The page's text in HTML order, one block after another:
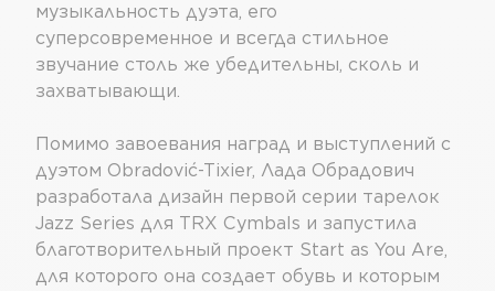
музыкальность дуэта, его
суперсовременное и всегда стильное
звучание столь же убедительны, сколь и
захватывающи.
Помимо завоевания наград и выступлений с
дуэтом Obradović-Tixier, Лада Обрадович
разработала дизайн первой серии тарелок
Jazz Series для TRX Cymbals и запустила
благотворительный проект Start as You Are,
для которого она создает обувь и которым